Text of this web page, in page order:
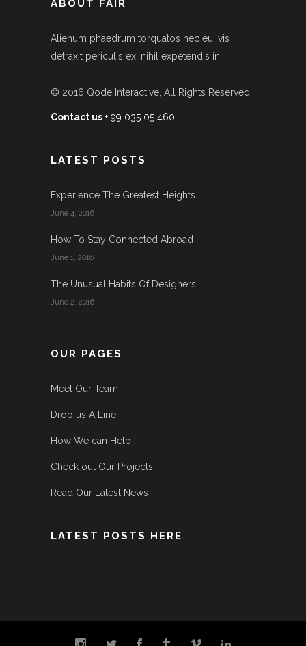
ABOUT FAIR
Alienum phaedrum torquatos nec eu, vis
detraxit periculis ex, nihil expetendis in.
© 2016 Qode Interactive , All Rights Reserved
Contact us+ 99 035 05 460
LATEST POSTS
Experience The Greatest Heights
June 4, 2016
How To Stay Connected Abroad
June 1, 2016
The Unusual Habits Of Designers
June 2, 2016
OUR PAGES
Meet Our Team
Drop us A Line
How We can Help
Check out Our Projects
Read Our Latest News
LATEST POSTS HERE